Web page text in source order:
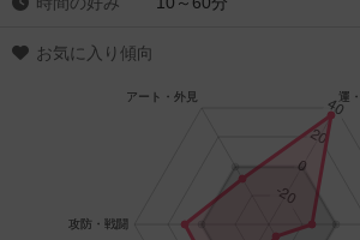
お気に入り傾向